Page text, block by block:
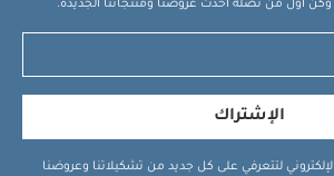
وكن أول من تصله أحدث عروضنا ومنتجاتنا الجديدة.
الإشتراك
لتتعرفي على كل جديد من تشكيلاتنا وعروضنا